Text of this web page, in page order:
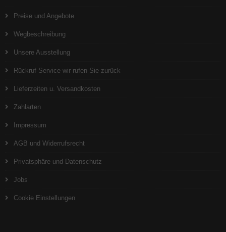
Preise und Angebote
Wegbeschreibung
Unsere Ausstellung
Rückruf-Service wir rufen Sie zurück
Lieferzeiten u. Versandkosten
Zahlarten
Impressum
AGB und Widerrufsrecht
Privatsphäre und Datenschutz
Jobs
Cookie Einstellungen